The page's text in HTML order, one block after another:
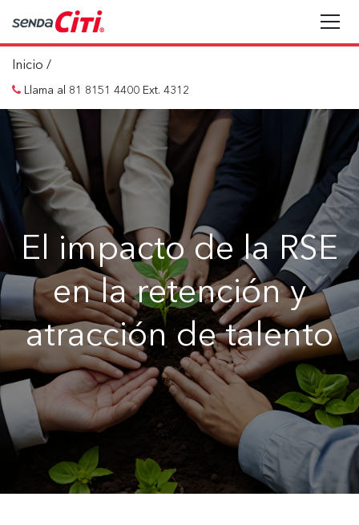
Inicio /
Llama al 81 8151 4400 Ext. 4312
El impacto de la RSE
en la retención y
atracción de talento